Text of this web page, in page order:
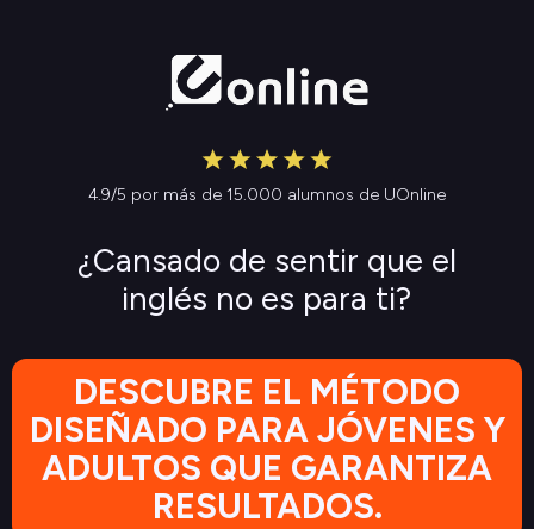
4.9/5 por más de 15.000 alumnos de UOnline
¿Cansado de sentir que el
inglés no es para ti?
DESCUBRE EL MÉTODO
DISEÑADO PARA JÓVENES Y
ADULTOS QUE GARANTIZA
RESULTADOS.